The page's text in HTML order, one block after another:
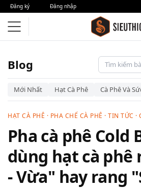
Đăng ký Đăng nhập
Blog
Mới Nhất Hạt Cà Phê Cà Phê Và
HẠT CÀ PHÊ · PHA CHẾ CÀ PHÊ · TIN TỨC ·
Pha cà phê Cold
dùng hạt cà phê
- Vừa" hay rang